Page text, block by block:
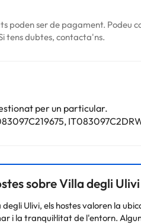
poden ser de pagament.
tens dubtes, contacta'ns.
per un particular.
sobre Villa degli Ulivi
Ulivi, els hostes valoren la
i la tranquil·litat de l'entorn.